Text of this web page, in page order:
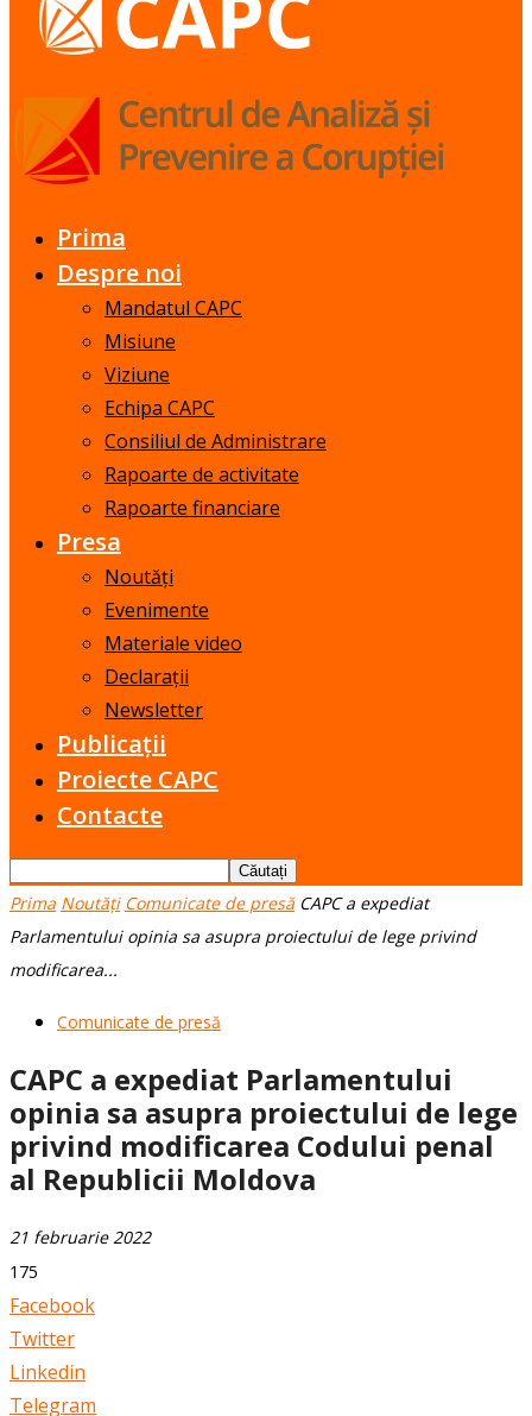
Prima
Despre noi
Mandatul CAPC
Misiune
Viziune
Echipa CAPC
Consiliul de Administrare
Rapoarte de activitate
Rapoarte financiare
Presa
Noutăți
Evenimente
Materiale video
Declarații
Newsletter
Publicații
Proiecte CAPC
Contacte
Prima Noutăți Comunicate de presă CAPC a expediat
Parlamentului opinia sa asupra proiectului de lege privind
modificarea...
Comunicate de presă
CAPC a expediat Parlamentului
opinia sa asupra proiectului de lege
privind modificarea Codului penal
al Republicii Moldova
21 februarie 2022
175
Facebook
Twitter
Linkedin
Telegram